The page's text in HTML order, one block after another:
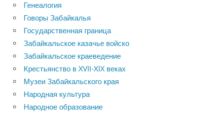
Генеалогия
Говоры Забайкалья
Государственная граница
Забайкальское казачье войско
Забайкальское краеведение
Крестьянство в XVII-XIX веках
Музеи Забайкальского края
Народная культура
Народное образование